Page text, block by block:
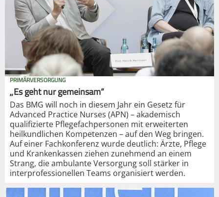
PRIMÄRVERSORGUNG
„Es geht nur gemeinsam“
Das BMG will noch in diesem Jahr ein Gesetz für
Advanced Practice Nurses (APN) – akademisch
qualifizierte Pflegefachpersonen mit erweiterten
heilkundlichen Kompetenzen – auf den Weg bringen.
Auf einer Fachkonferenz wurde deutlich: Ärzte, Pflege
und Krankenkassen ziehen zunehmend an einem
Strang, die ambulante Versorgung soll stärker in
interprofessionellen Teams organisiert werden.